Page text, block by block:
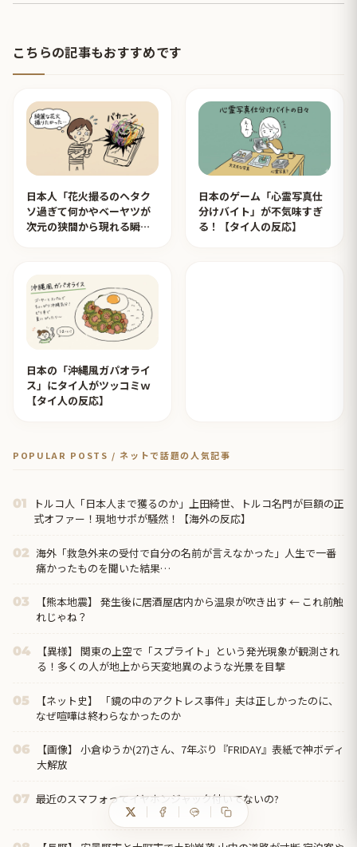
こちらの記事もおすすめです
日本人「花火撮るのヘタク
ソ過ぎて何かやベーヤツが
次元の狭間から現れる瞬間
日本のゲーム「心霊写真仕
分けバイト」が不気味すぎ
る！【タイ人の反応】
日本の「沖縄風ガパオライ
ス」にタイ人がツッコミｗ
【タイ人の反応】
POPULAR POSTS / ネットで話題の人気記事
01
トルコ人「日本人まで獲るのか」上田綺世、トルコ名門が巨額の正
式オファー！現地サポが騒然！【海外の反応】
02 海外「救急外来の受付で自分の名前が言えなかった」人生で一番
痛かったものを聞いた結果…
03
【熊本地震】 発生後に居酒屋店内から温泉が吹き出す ← これ前触
れじゃね？
04
【異様】 関東の上空で「スプライト」という発光現象が観測され
る！多くの人が地上から天変地異のような光景を目撃
05
【ネット史】 「鏡の中のアクトレス事件」夫は正しかったのに、
なぜ喧嘩は終わらなかったのか
06
【画像】 小倉ゆうか(27)さん、7年ぶり『FRIDAY』表紙で神ボディ
大解放
07 最近のスマフォってイヤホンジャック付いてないの?